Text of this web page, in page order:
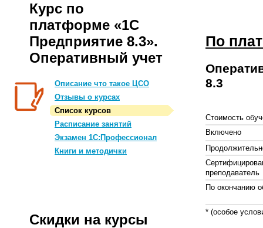
Курс по
платформе «1С
Предприятие 8.3».
Оперативный учет
Описание что такое ЦСО
Отзывы о курсах
Список курсов
Расписание занятий
Экзамен 1С:Профессионал
Книги и методички
Скидки на курсы
По
8.3
Стоимость
Включено
преподаватель
По окончанию
* (особое